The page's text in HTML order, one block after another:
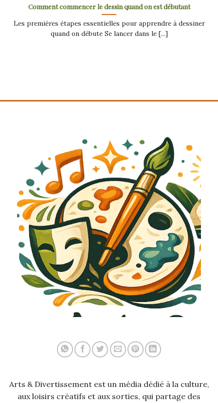
Comment commencer le dessin quand on est débutant
Les premières étapes essentielles pour apprendre à dessiner
quand on débute Se lancer dans le [...]
Arts & Divertissement est un média dédié à la culture,
aux loisirs créatifs et aux sorties, qui partage des